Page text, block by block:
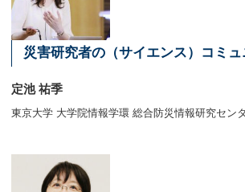
災害研究者の（サイエンス）コミ
定池 祐季
東京大学 大学院情報学環 総合防災情報研究セン